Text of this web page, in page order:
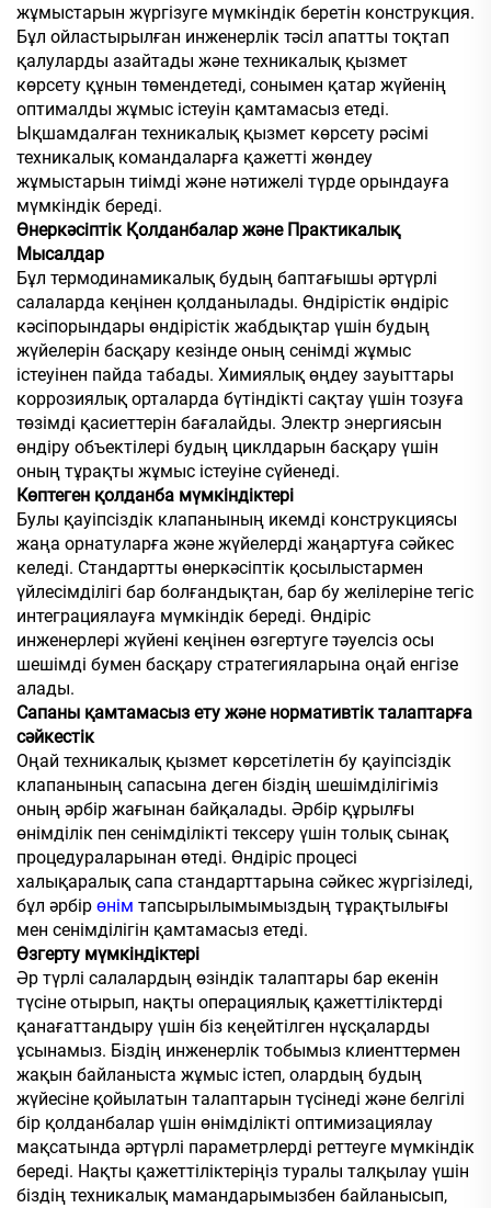
жұмыстарын жүргізуге мүмкіндік беретін конструкция.
Бұл ойластырылған инженерлік тәсіл апатты тоқтап
қалуларды азайтады және техникалық қызмет
көрсету құнын төмендетеді, сонымен қатар жүйенің
оптималды жұмыс істеуін қамтамасыз етеді.
Ықшамдалған техникалық қызмет көрсету рәсімі
техникалық командаларға қажетті жөндеу
жұмыстарын тиімді және нәтижелі түрде орындауға
мүмкіндік береді.
Өнеркәсіптік Қолданбалар және Практикалық
Мысалдар
Бұл термодинамикалық будың баптағышы әртүрлі
салаларда кеңінен қолданылады. Өндірістік өндіріс
кәсіпорындары өндірістік жабдықтар үшін будың
жүйелерін басқару кезінде оның сенімді жұмыс
істеуінен пайда табады. Химиялық өңдеу зауыттары
коррозиялық орталарда бүтіндікті сақтау үшін тозуға
төзімді қасиеттерін бағалайды. Электр энергиясын
өндіру объектілері будың циклдарын басқару үшін
оның тұрақты жұмыс істеуіне сүйенеді.
Көптеген қолданба мүмкіндіктері
Булы қауіпсіздік клапанының икемді конструкциясы
жаңа орнатуларға және жүйелерді жаңартуға сәйкес
келеді. Стандартты өнеркәсіптік қосылыстармен
үйлесімділігі бар болғандықтан, бар бу желілеріне тегіс
интеграциялауға мүмкіндік береді. Өндіріс
инженерлері жүйені кеңінен өзгертуге тәуелсіз осы
шешімді бумен басқару стратегияларына оңай енгізе
алады.
Сапаны қамтамасыз ету және нормативтік талаптарға
сәйкестік
Оңай техникалық қызмет көрсетілетін бу қауіпсіздік
клапанының сапасына деген біздің шешімділігіміз
оның әрбір жағынан байқалады. Әрбір құрылғы
өнімділік пен сенімділікті тексеру үшін толық сынақ
процедураларынан өтеді. Өндіріс процесі
халықаралық сапа стандарттарына сәйкес жүргізіледі,
бұл әрбір өнім тапсырылымымыздың тұрақтылығы
мен сенімділігін қамтамасыз етеді.
Өзгерту мүмкіндіктері
Әр түрлі салалардың өзіндік талаптары бар екенін
түсіне отырып, нақты операциялық қажеттіліктерді
қанағаттандыру үшін біз кеңейтілген нұсқаларды
ұсынамыз. Біздің инженерлік тобымыз клиенттермен
жақын байланыста жұмыс істеп, олардың будың
жүйесіне қойылатын талаптарын түсінеді және белгілі
бір қолданбалар үшін өнімділікті оптимизациялау
мақсатында әртүрлі параметрлерді реттеуге мүмкіндік
береді. Нақты қажеттіліктеріңіз туралы талқылау үшін
біздің техникалық мамандарымызбен байланысып,